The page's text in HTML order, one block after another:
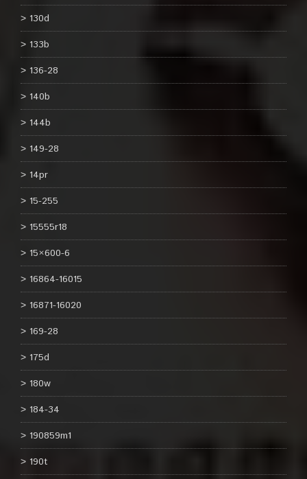
130d
133b
136-28
140b
144b
149-28
14pr
15-255
15555r18
15×600-6
16864-16015
16871-16020
169-28
175d
180w
184-34
190859m1
190t